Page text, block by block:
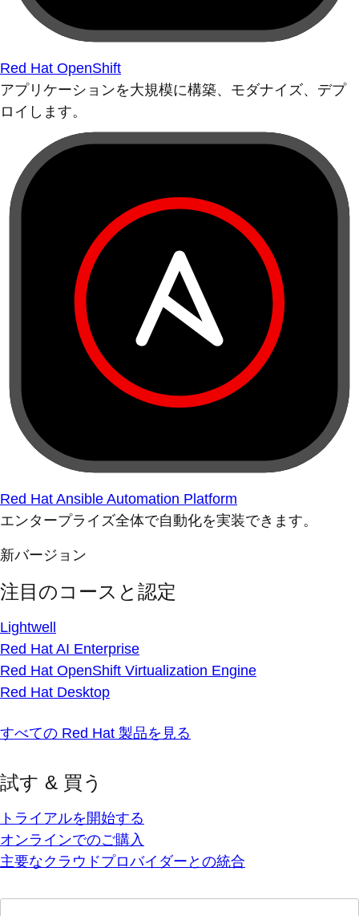
Red Hat OpenShift
アプリケーションを大規模に構築、モダナイズ、デプ
ロイします。
Red Hat Ansible Automation Platform
エンタープライズ全体で自動化を実装できます。
新バージョン
注目のコースと認定
Lightwell
Red Hat AI Enterprise
Red Hat OpenShift Virtualization Engine
Red Hat Desktop
すべての Red Hat 製品を見る
試す & 買う
トライアルを開始する
オンラインでのご購入
主要なクラウドプロバイダーとの統合